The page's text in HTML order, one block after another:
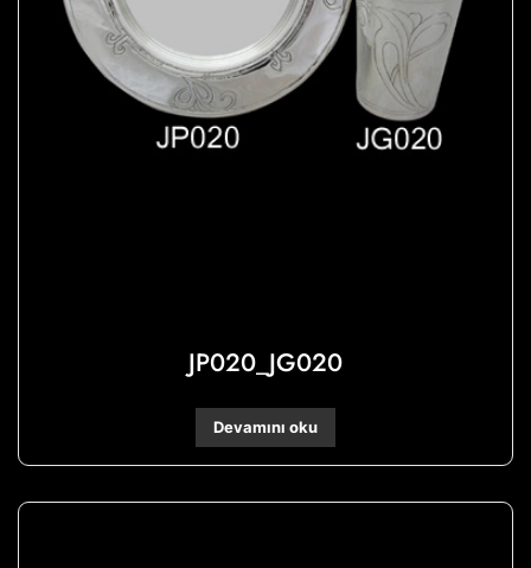
JP020_JG020
Devamını oku